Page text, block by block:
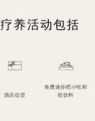
疗养活动包括
酒店信贷
免费迷你吧小吃和
软饮料